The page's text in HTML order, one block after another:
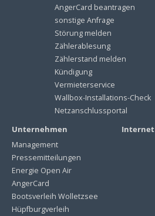
AngerCard beantragen
sonstige Anfrage
Störung melden
Zählerablesung
Zählerstand melden
Kündigung
Vermieterservice
Wallbox-Installations-Check
Netzanschlussportal
Unternehmen
Management
Pressemitteilungen
Energie Open Air
AngerCard
Bootsverleih Wolletzsee
Hüpfburgverleih
Internet